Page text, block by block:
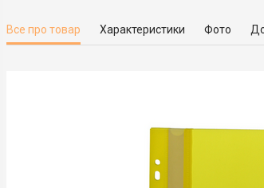
Все про товар Характеристики Фото